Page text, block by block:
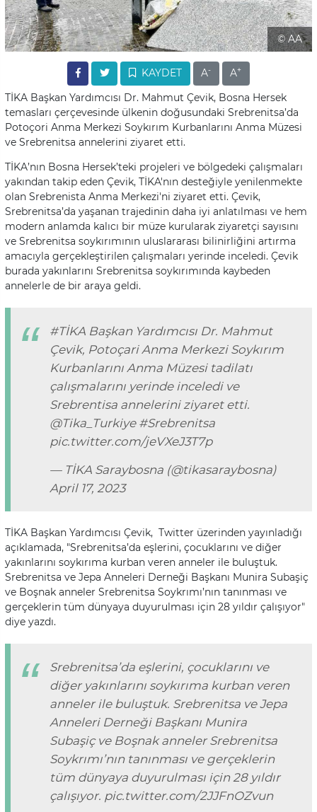
© AA
KAYDET A- A+
TİKA Başkan Yardımcısı Dr. Mahmut Çevik, Bosna Hersek
temasları çerçevesinde ülkenin doğusundaki Srebrenitsa’da
Potoçori Anma Merkezi Soykırım Kurbanlarını Anma Müzesi
ve Srebrenitsa annelerini ziyaret etti.
TİKA’nın Bosna Hersek’teki projeleri ve bölgedeki çalışmaları
yakından takip eden Çevik, TİKA'nın desteğiyle yenilenmekte
olan Srebrenista Anma Merkezi'ni ziyaret etti. Çevik,
Srebrenitsa’da yaşanan trajedinin daha iyi anlatılması ve hem
modern anlamda kalıcı bir müze kurularak ziyaretçi sayısını
ve Srebrenitsa soykırımının uluslararası bilinirliğini artırma
amacıyla gerçekleştirilen çalışmaları yerinde inceledi. Çevik
burada yakınlarını Srebrenitsa soykırımında kaybeden
annelerle de bir araya geldi.
#TİKA Başkan Yardımcısı Dr. Mahmut
Çevik, Potoçari Anma Merkezi Soykırım
Kurbanlarını Anma Müzesi tadilatı
çalışmalarını yerinde inceledi ve
Srebrentisa annelerini ziyaret etti.
@Tika_Turkiye #Srebrenitsa
pic.twitter.com/jeVXeJ3T7p
— TİKA Saraybosna (@tikasaraybosna)
April 17, 2023
TİKA Başkan Yardımcısı Çevik, Twitter üzerinden yayınladığı
açıklamada, "Srebrenitsa’da eşlerini, çocuklarını ve diğer
yakınlarını soykırıma kurban veren anneler ile buluştuk.
Srebrenitsa ve Jepa Anneleri Derneği Başkanı Munira Subaşiç
ve Boşnak anneler Srebrenitsa Soykrımı’nın tanınması ve
gerçeklerin tüm dünyaya duyurulması için 28 yıldır çalışıyor"
diye yazdı.
Srebrenitsa’da eşlerini, çocuklarını ve
diğer yakınlarını soykırıma kurban veren
anneler ile buluştuk. Srebrenitsa ve Jepa
Anneleri Derneği Başkanı Munira
Subaşiç ve Boşnak anneler Srebrenitsa
Soykrımı’nın tanınması ve gerçeklerin
tüm dünyaya duyurulması için 28 yıldır
çalışıyor. pic.twitter.com/2JJFnOZvun